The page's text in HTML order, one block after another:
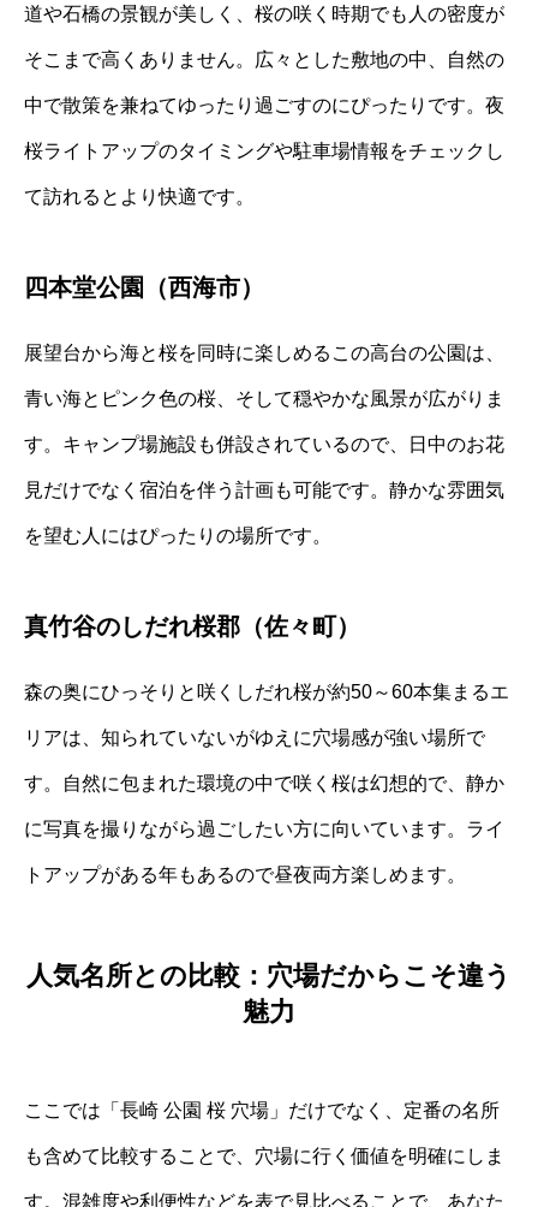
道や石橋の景観が美しく、桜の咲く時期でも人の密度が
そこまで高くありません。広々とした敷地の中、自然の
中で散策を兼ねてゆったり過ごすのにぴったりです。夜
桜ライトアップのタイミングや駐車場情報をチェックし
て訪れるとより快適です。
四本堂公園（西海市）
展望台から海と桜を同時に楽しめるこの高台の公園は、
青い海とピンク色の桜、そして穏やかな風景が広がりま
す。キャンプ場施設も併設されているので、日中のお花
見だけでなく宿泊を伴う計画も可能です。静かな雰囲気
を望む人にはぴったりの場所です。
真竹谷のしだれ桜郡（佐々町）
森の奥にひっそりと咲くしだれ桜が約50～60本集まるエ
リアは、知られていないがゆえに穴場感が強い場所で
す。自然に包まれた環境の中で咲く桜は幻想的で、静か
に写真を撮りながら過ごしたい方に向いています。ライ
トアップがある年もあるので昼夜両方楽しめます。
人気名所との比較：穴場だからこそ違う
魅力
ここでは「長崎 公園 桜 穴場」だけでなく、定番の名所
も含めて比較することで、穴場に行く価値を明確にしま
す。混雑度や利便性などを表で見比べることで、あなた